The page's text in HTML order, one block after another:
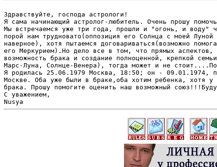
Здравствуйте, господа астрологи!
Я сама начинающий астролог-любитель. Очень прошу
Мы встречаемся уже три года, прошли и "огонь, и воду"
порой нам трудновато(оппозиция его Солнца с моей
наверное), хотя пытаемся договариваться(возможно
его Меркурием).Но дело все в том, что прямых аспектов,
возможность брака и создание полноценной, крепкой
Марс-Луна, Солнце-Венера), тогда может и не
Я родилась 25.06.1979 Москва, 18:50; он - 09.01.1974,
Москве. Оба уже были в браке,оба хотим ребенка, хотя у
брака. Прошу помогите оценить наш возможный
С уважением,